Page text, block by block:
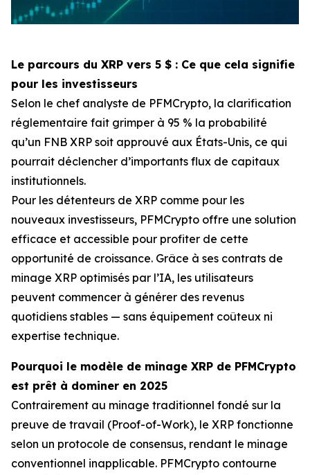
Le parcours du XRP vers 5 $ : Ce que cela signifie
pour les investisseurs
Selon le chef analyste de PFMCrypto, la clarification
réglementaire fait grimper à 95 % la probabilité
qu’un FNB XRP soit approuvé aux États-Unis, ce qui
pourrait déclencher d’importants flux de capitaux
institutionnels.
Pour les détenteurs de XRP comme pour les
nouveaux investisseurs, PFMCrypto offre une solution
efficace et accessible pour profiter de cette
opportunité de croissance. Grâce à ses contrats de
minage XRP optimisés par l’IA, les utilisateurs
peuvent commencer à générer des revenus
quotidiens stables — sans équipement coûteux ni
expertise technique.
Pourquoi le modèle de minage XRP de PFMCrypto
est prêt à dominer en 2025
Contrairement au minage traditionnel fondé sur la
preuve de travail (Proof-of-Work), le XRP fonctionne
selon un protocole de consensus, rendant le minage
conventionnel inapplicable. PFMCrypto contourne